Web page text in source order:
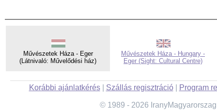
Művészetek Háza - Eger
(Látnivaló: Művelődési ház)
Művészetek Háza - Hungary -
Eger (Sight: Cultural Centre)
Korábbi ajánlatkérés| Szállás regisztráció| Program
© 1989 - 2026